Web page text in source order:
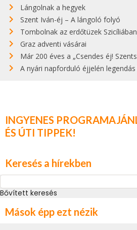
Lángolnak a hegyek
Szent Iván-éj – A lángoló folyó
Tombolnak az erdőtüzek
Graz adventi vásárai
Már 200 éves a „Csendes éj!
A nyári napforduló éjjelén legendás hegyi
INGYENES
ÉS ÚTI TIPPEK!
Keresés a hírekben
Bővített keresés
Mások épp ezt nézik